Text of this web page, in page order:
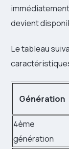
devient
Le tableau
Génération
4ème
génération